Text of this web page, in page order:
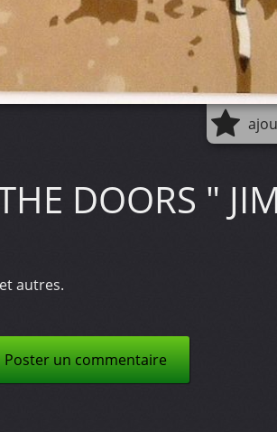
DOORS "
autres.
Poster un commentaire